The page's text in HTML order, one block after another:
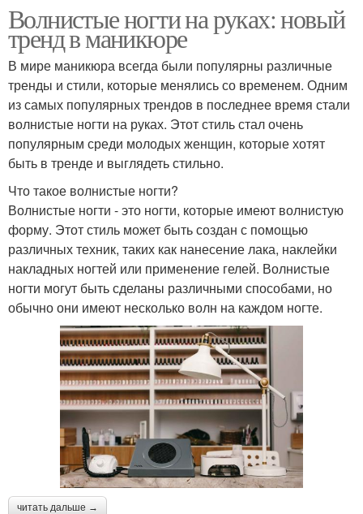
Волнистые ногти на руках: новый
тренд в маникюре
В мире маникюра всегда были популярны различные
тренды и стили, которые менялись со временем. Одним
из самых популярных трендов в последнее время стали
волнистые ногти на руках. Этот стиль стал очень
популярным среди молодых женщин, которые хотят
быть в тренде и выглядеть стильно.
Что такое волнистые ногти?
Волнистые ногти - это ногти, которые имеют волнистую
форму. Этот стиль может быть создан с помощью
различных техник, таких как нанесение лака, наклейки
накладных ногтей или применение гелей. Волнистые
ногти могут быть сделаны различными способами, но
обычно они имеют несколько волн на каждом ногте.
читать дальше →